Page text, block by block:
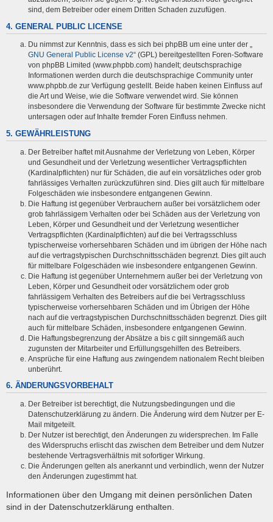
sind, dem Betreiber oder einem Dritten Schaden zuzufügen.
4. GENERAL PUBLIC LICENSE
Du nimmst zur Kenntnis, dass es sich bei phpBB um eine unter der „
GNU General Public License v2“ (GPL) bereitgestellten Foren-Software
von phpBB Limited (www.phpbb.com) handelt; deutschsprachige
Informationen werden durch die deutschsprachige Community unter
www.phpbb.de zur Verfügung gestellt. Beide haben keinen Einfluss auf
die Art und Weise, wie die Software verwendet wird. Sie können
insbesondere die Verwendung der Software für bestimmte Zwecke nicht
untersagen oder auf Inhalte fremder Foren Einfluss nehmen.
5. GEWÄHRLEISTUNG
Der Betreiber haftet mit Ausnahme der Verletzung von Leben, Körper
und Gesundheit und der Verletzung wesentlicher Vertragspflichten
(Kardinalpflichten) nur für Schäden, die auf ein vorsätzliches oder grob
fahrlässiges Verhalten zurückzuführen sind. Dies gilt auch für mittelbare
Folgeschäden wie insbesondere entgangenen Gewinn.
Die Haftung ist gegenüber Verbrauchern außer bei vorsätzlichem oder
grob fahrlässigem Verhalten oder bei Schäden aus der Verletzung von
Leben, Körper und Gesundheit und der Verletzung wesentlicher
Vertragspflichten (Kardinalpflichten) auf die bei Vertragsschluss
typischerweise vorhersehbaren Schäden und im übrigen der Höhe nach
auf die vertragstypischen Durchschnittsschäden begrenzt. Dies gilt auch
für mittelbare Folgeschäden wie insbesondere entgangenen Gewinn.
Die Haftung ist gegenüber Unternehmern außer bei der Verletzung von
Leben, Körper und Gesundheit oder vorsätzlichem oder grob
fahrlässigem Verhalten des Betreibers auf die bei Vertragsschluss
typischerweise vorhersehbaren Schäden und im Übrigen der Höhe
nach auf die vertragstypischen Durchschnittsschäden begrenzt. Dies gilt
auch für mittelbare Schäden, insbesondere entgangenen Gewinn.
Die Haftungsbegrenzung der Absätze a bis c gilt sinngemäß auch
zugunsten der Mitarbeiter und Erfüllungsgehilfen des Betreibers.
Ansprüche für eine Haftung aus zwingendem nationalem Recht bleiben
unberührt.
6. ÄNDERUNGSVORBEHALT
Der Betreiber ist berechtigt, die Nutzungsbedingungen und die
Datenschutzerklärung zu ändern. Die Änderung wird dem Nutzer per E-
Mail mitgeteilt.
Der Nutzer ist berechtigt, den Änderungen zu widersprechen. Im Falle
des Widerspruchs erlischt das zwischen dem Betreiber und dem Nutzer
bestehende Vertragsverhältnis mit sofortiger Wirkung.
Die Änderungen gelten als anerkannt und verbindlich, wenn der Nutzer
den Änderungen zugestimmt hat.
Informationen über den Umgang mit deinen persönlichen Daten
sind in der Datenschutzerklärung enthalten.